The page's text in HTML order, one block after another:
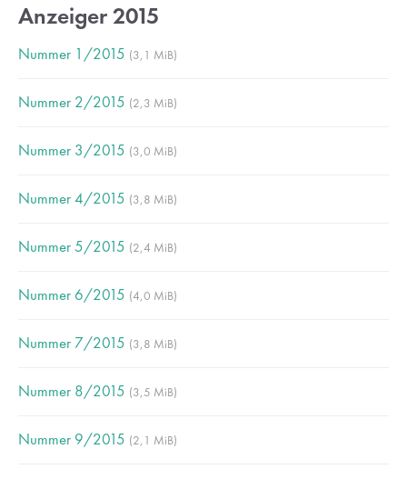
info@yourdomain.com
About us
Lorem ipsum dolor sit amet, consectetuer adipiscing
Aenean commodo ligula eget dolor. Aenean massa. Cum
nascetur ridiculus mus. Donec quam felis, ultricies nec.
Anzeiger 2015
Nummer 1/2015 (3,1 MiB)
Nummer 2/2015 (2,3 MiB)
Nummer 3/2015 (3,0 MiB)
Nummer 4/2015 (3,8 MiB)
Nummer 5/2015 (2,4 MiB)
Nummer 6/2015 (4,0 MiB)
Nummer 7/2015 (3,8 MiB)
Nummer 8/2015 (3,5 MiB)
Nummer 9/2015 (2,1 MiB)